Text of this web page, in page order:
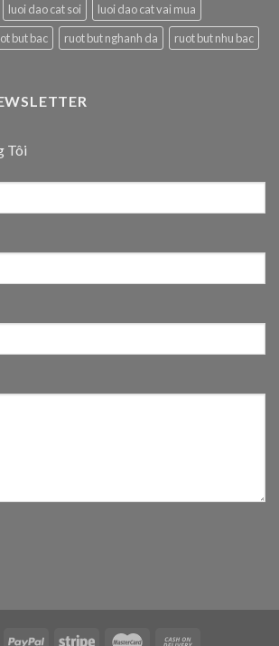
luoi dao cat soi
luoi dao cat vai mua
but bac ruot but nghanh da ruot but nhu bac
Tôi